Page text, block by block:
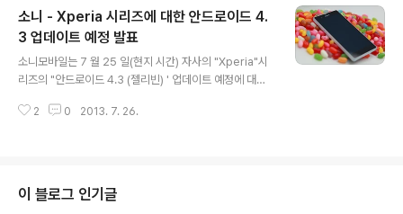
와 중국같은 신흥시장에서 판매량이 증가되었다고 합니다.
* 참고로 2013 2분기 스마트폰 점유율 및 핸드폰 점유율
은 위와 같습니다.
소니 - Xperia 시리즈에 대한 안드로이드 4.
3 업데이트 예정 발표
소니모바일는 7 월 25 일(현지 시간) 자사의 "Xperia"시
리즈의 "안드로이드 4.3 (젤리빈) ' 업데이트 예정에 대해
한 Nexus 시리즈에 이미 반영된 상태로, 소니 역시 상세
Xperia SPXperia Z Ultra 또한 현재 "안드로이드 4.
1"을 탑재하고있는 단말기는 "4.2"를 생략하고 안드로이
2 0 2013. 7. 26.
이 블로그 인기글